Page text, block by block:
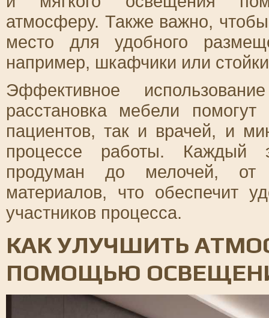
атмосферу. Также важно,
место для удобного
например, шкафчики или
Эффективное
расстановка мебели
пациентов, так и врачей, и
процессе работы. Каждый
продуман до мелочей, от
материалов, что обеспечит
участников процесса.
КАК УЛУЧШИТЬ
ПОМОЩЬЮ